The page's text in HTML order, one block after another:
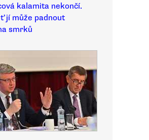
kalamita nekončí.
jí může padnout
smrků